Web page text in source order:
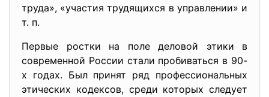
труда», «участия трудящихся в управлении» и
т. п.
Первые ростки на поле деловой этики в
современной России стали пробиваться в 90-
х годах. Был принят ряд профессиональных
этических кодексов, среди которых следует